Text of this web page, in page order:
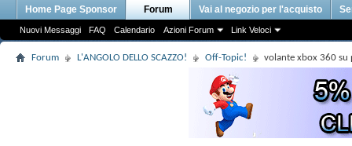
Home Page Sponsor Forum
Nuovi Messaggi FAQ Calendario Azioni Forum Link Veloci
Vai al negozio per l'acquisto
Forum L'ANGOLO DELLO SCAZZO! Off-Topic! volante xbox 360 su